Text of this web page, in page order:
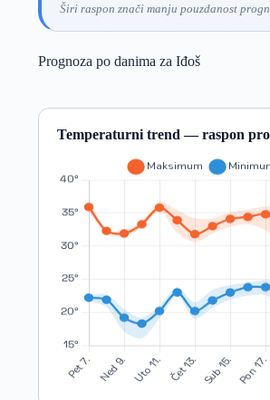
Širi raspon znači manju pouzdanost
Prognoza po danima za Iđoš
Temperaturni trend — raspon